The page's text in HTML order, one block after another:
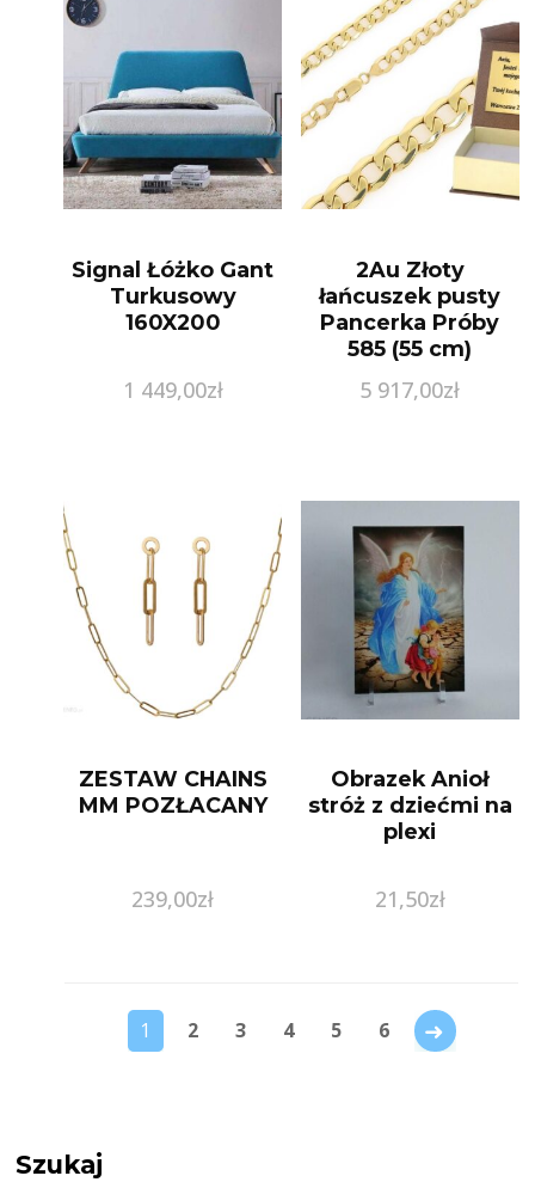
Signal Łóżko Gant
Turkusowy
160X200
1 449,00zł
2Au Złoty
łańcuszek pusty
Pancerka Próby
585 (55 cm)
5 917,00zł
ZESTAW CHAINS
MM POZŁACANY
239,00zł
Obrazek Anioł
stróż z dziećmi na
plexi
21,50zł
1 2 3 4 5 6
Szukaj